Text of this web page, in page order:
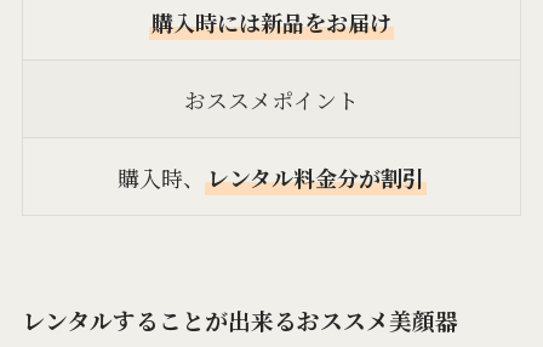
購入時には新品をお届け
おススメポイント
購入時、 レンタル料金分が割引
レンタルすることが出来るおススメ美顔器